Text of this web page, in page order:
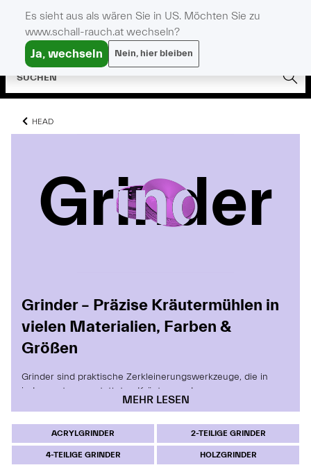
HEAD
Grinder
Grinder
Grinder
Grinder – Präzise Kräutermühlen in
vielen Materialien, Farben &
Größen
Grinder sind praktische Zerkleinerungswerkzeuge, die in
jedem gut ausgestatteten Kräuter- und
Tabakzubehörsortiment ihren Platz haben. Sie dienen dazu,
gleichmäßig zu zerkleinern und so eine feine, gut
handhabbare Struktur zu erzeugen. Bei Schall & Rauch
findest du eine große Auswahl an hochwertigen Grindern in
MEHR LESEN
ACRYLGRINDER 2-TEILIGE GRINDER
4-TEILIGE GRINDER HOLZGRINDER
Es sieht aus als wären Sie in US. Möchten Sie zu
www.schall-rauch.at wechseln?
Ja, wechseln Nein, hier bleiben